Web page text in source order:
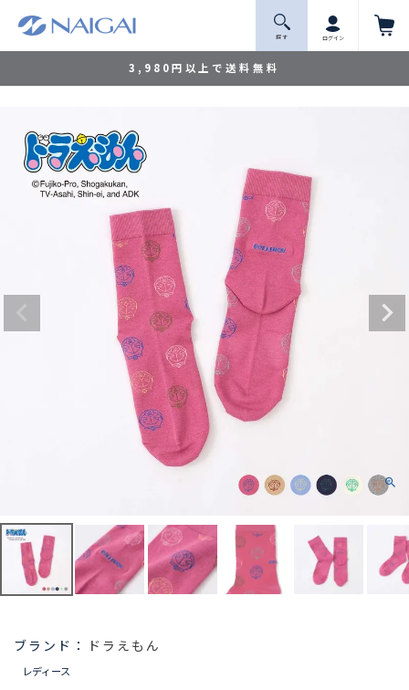
3,980円以上で送料無料
探 す ログイン
ドラえもん
レディース